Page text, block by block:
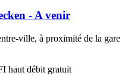
- A venir
ville, à proximité de la gare
haut débit gratuit